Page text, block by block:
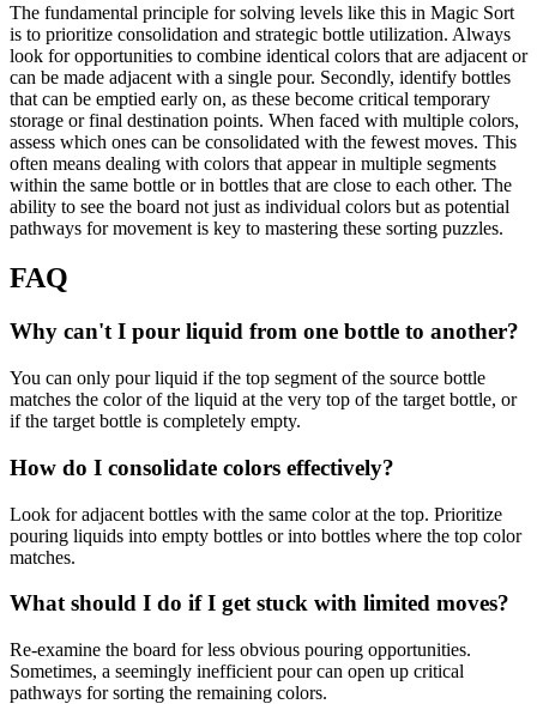
The fundamental principle for solving levels like this in Magic Sort
is to prioritize consolidation and strategic bottle utilization. Always
look for opportunities to combine identical colors that are adjacent or
can be made adjacent with a single pour. Secondly, identify bottles
that can be emptied early on, as these become critical temporary
storage or final destination points. When faced with multiple colors,
assess which ones can be consolidated with the fewest moves. This
often means dealing with colors that appear in multiple segments
within the same bottle or in bottles that are close to each other. The
ability to see the board not just as individual colors but as potential
pathways for movement is key to mastering these sorting puzzles.
FAQ
Why can't I pour liquid from one bottle to another?
You can only pour liquid if the top segment of the source bottle
matches the color of the liquid at the very top of the target bottle, or
if the target bottle is completely empty.
How do I consolidate colors effectively?
Look for adjacent bottles with the same color at the top. Prioritize
pouring liquids into empty bottles or into bottles where the top color
matches.
What should I do if I get stuck with limited moves?
Re-examine the board for less obvious pouring opportunities.
Sometimes, a seemingly inefficient pour can open up critical
pathways for sorting the remaining colors.